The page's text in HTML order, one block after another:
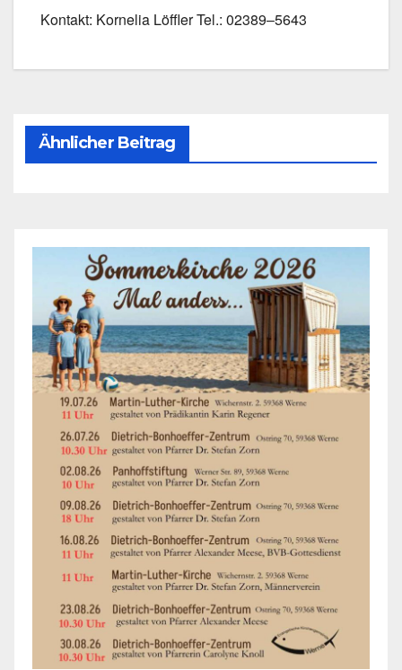
Kon­takt: Kor­ne­lia Löff­ler Tel.: 02389–5643
Ähnlicher Beitrag